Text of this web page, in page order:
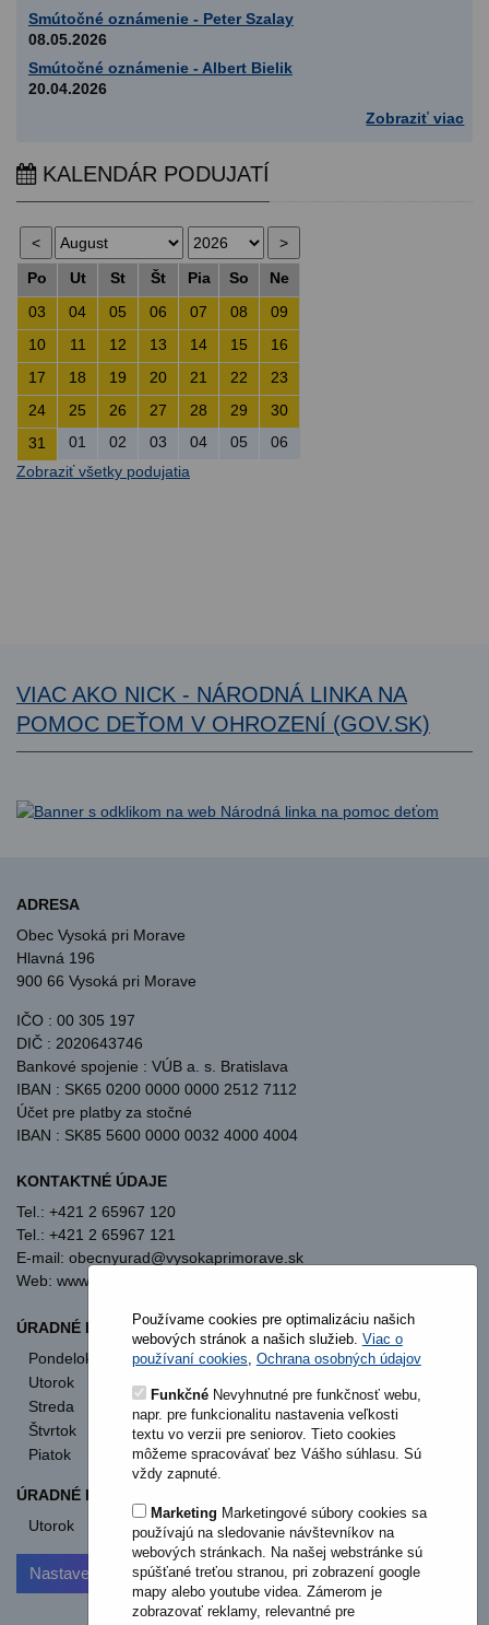
Smútočné oznámenie - Peter Szalay
08.05.2026
Smútočné oznámenie - Albert Bielik
20.04.2026
Zobraziť viac
KALENDÁR PODUJATÍ
Po Ut St Št Pia So
Ne
03
04 05 06 07 08
09
10
11 12 13 14 15
16
17
18 19 20 21 22
23
24
25 26 27 28 29
30
31
01 02 03 04 05
06
Zobraziť všetky podujatia
VIAC AKO NICK - NÁRODNÁ LINKA NA
POMOC DEŤOM V OHROZENÍ (GOV.SK)
ADRESA
Obec Vysoká pri Morave
Hlavná 196
900 66 Vysoká pri Morave
IČO : 00 305 197
DIČ : 2020643746
Bankové spojenie : VÚB a. s. Bratislava
IBAN : SK65 0200 0000 0000 2512 7112
Účet pre platby za stočné
IBAN : SK85 5600 0000 0032 4000 4004
KONTAKTNÉ ÚDAJE
Tel.: +421 2 65967 120
Tel.: +421 2 65967 121
E-mail: obecnyurad@vysokaprimorave.sk
Web: www.vysokaprimorave.sk
ÚRADNÉ HODINY OBECNÝ ÚRAD
Pondelok
8:00 - 12:00
13:00 - 15:30
Utorok
8:00 - 12:00
Streda
8:00 - 12:00
13:00 - 17:00
Štvrtok
nestránkový deň
Piatok
8:00 - 12:00
ÚRADNÉ HODINY STAVEBNÝ ÚRAD
Utorok
od 11:00
Nastavenia cookies
Používame cookies pre optimalizáciu našich
webových stránok a našich služieb. Viac o
používaní cookies Ochrana osobných údajov
FunkčnéNevyhnutné pre funkčnosť webu,
napr. pre funkcionalitu nastavenia veľkosti
textu vo verzii pre seniorov. Tieto cookies
môžeme spracovávať bez Vášho súhlasu. Sú
vždy zapnuté.
Marketing Marketingové súbory cookies sa
používajú na sledovanie návštevníkov na
webových stránkach. Na našej webstránke sú
spúšťané treťou stranou, pri zobrazení google
mapy alebo youtube videa. Zámerom je
zobrazovať reklamy, relevantné pre